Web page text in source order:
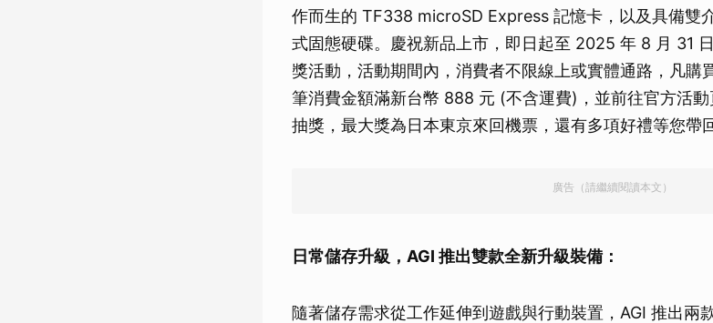
作而生的 TF338 microSD Express 記憶卡，以及具備雙
式固態硬碟。慶祝新品上市，即日起至 2025 年 8 月 31
獎活動，活動期間內，消費者不限線上或實體通路，凡購
筆消費金額滿新台幣 888 元 (不含運費)，並前往官方活
抽獎，最大獎為日本東京來回機票，還有多項好禮等您帶
廣告（請繼續閱讀本文）
日常儲存升級，AGI 推出雙款全新升級裝備：
隨著儲存需求從工作延伸到遊戲與行動裝置，AGI 推出兩